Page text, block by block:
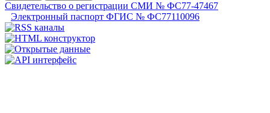
Свидетельство о регистрации СМИ № ФС77-47467
Электронный паспорт ФГИС № ФС77110096